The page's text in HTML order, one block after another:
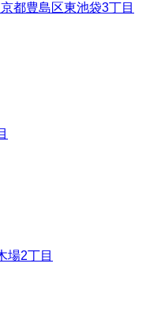
都豊島区東池袋3丁目
場2丁目